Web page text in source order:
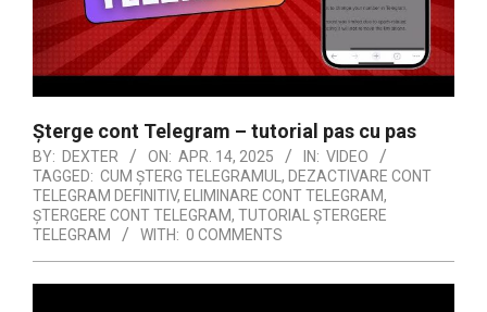
Șterge cont Telegram – tutorial pas cu pas
BY: DEXTER ON: APR. 14, 2025 IN: VIDEO
TAGGED: CUM ȘTERG TELEGRAMUL , DEZACTIVARE CONT
TELEGRAM DEFINITIV, ELIMINARE CONT TELEGRAM,
ȘTERGERE CONT TELEGRAM, TUTORIAL ȘTERGERE
TELEGRAM
WITH: 0 COMMENTS